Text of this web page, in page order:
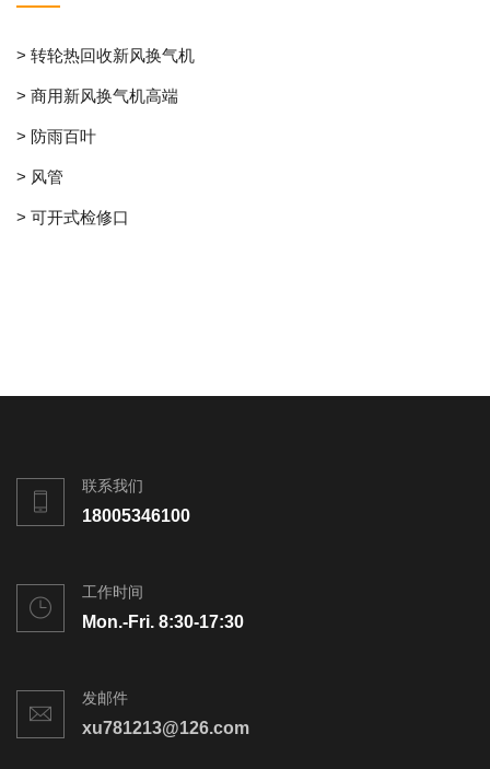
> 转轮热回收新风换气机
> 商用新风换气机高端
> 防雨百叶
> 风管
> 可开式检修口
联系我们
18005346100
工作时间
Mon.-Fri. 8:30-17:30
发邮件
xu781213@126.com